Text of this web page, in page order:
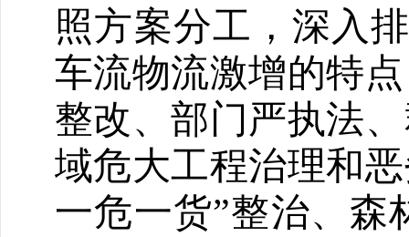
照方案分工，深入
车流物流激增的特
整改、部门严执法
域危大工程治理和
一危一货”整治、森